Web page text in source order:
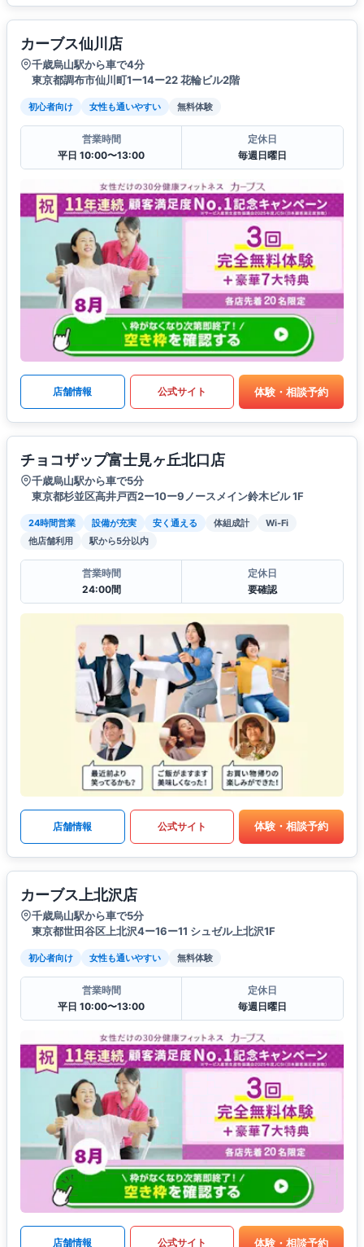
カーブス仙川店
千歳烏山駅から車で4分
東京都調布市仙川町1ー14ー22 花輪ビル2階
初心者向け 女性も通いやすい 無料体験
営業時間
平日 10:00〜13:00
定休日
毎週日曜日
店舗情報 公式サイト 体験・相談予約
チョコザップ富士見ヶ丘北口店
千歳烏山駅から車で5分
東京都杉並区高井戸西2ー10ー9ノースメイン鈴木ビル 1F
24時間営業 設備が充実 安く通える 体組成計
Wi-Fi
他店舗利用
駅から5分以内
営業時間
24:00間
定休日
要確認
店舗情報 公式サイト 体験・相談予約
カーブス上北沢店
千歳烏山駅から車で5分
東京都世田谷区上北沢4ー16ー11 シュゼル上北沢1F
初心者向け 女性も通いやすい 無料体験
営業時間
平日 10:00〜13:00
定休日
毎週日曜日
店舗情報 公式サイト 体験・相談予約